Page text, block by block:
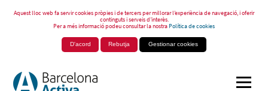
Aquest lloc web fa servir cookies pròpies i de tercers per millorar l’experiència de navegació, i oferir
continguts i serveis d’interès.
Per a més informació podeu consultar la nostraPolítica de cookies
D'acord Rebutja Gestionar cookies